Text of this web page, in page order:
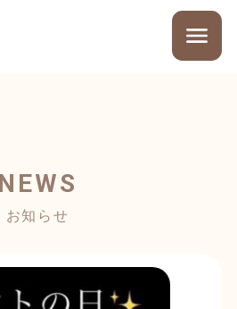
NEWS
お知らせ